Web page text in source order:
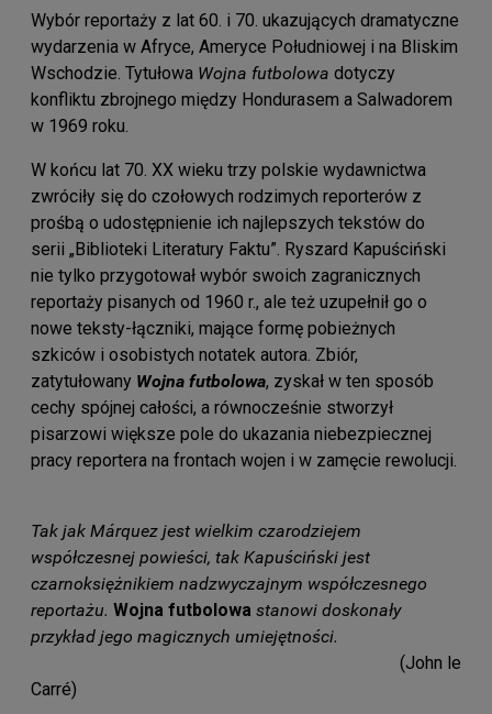
Wybór reportaży z lat 60. i 70. ukazujących dramatyczne
wydarzenia w Afryce, Ameryce Południowej i na Bliskim
Wschodzie. Tytułowa Wojna futbolowa dotyczy
konfliktu zbrojnego między Hondurasem a Salwadorem
w 1969 roku.
W końcu lat 70. XX wieku trzy polskie wydawnictwa
zwróciły się do czołowych rodzimych reporterów z
prośbą o udostępnienie ich najlepszych tekstów do
serii „Biblioteki Literatury Faktu”. Ryszard Kapuściński
nie tylko przygotował wybór swoich zagranicznych
reportaży pisanych od 1960 r., ale też uzupełnił go o
nowe teksty-łączniki, mające formę pobieżnych
szkiców i osobistych notatek autora. Zbiór,
zatytułowany Wojna futbolowa, zyskał w ten sposób
cechy spójnej całości, a równocześnie stworzył
pisarzowi większe pole do ukazania niebezpiecznej
pracy reportera na frontach wojen i w zamęcie rewolucji.
Tak jak Márquez jest wielkim czarodziejem
współczesnej powieści, tak Kapuściński jest
czarnoksiężnikiem nadzwyczajnym współczesnego
reportażu. Wojna futbolowa stanowi doskonały
przykład jego magicznych umiejętności.
(John le
Carré)